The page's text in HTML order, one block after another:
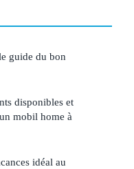
guide du bon
disponibles et
mobil home à
idéal au